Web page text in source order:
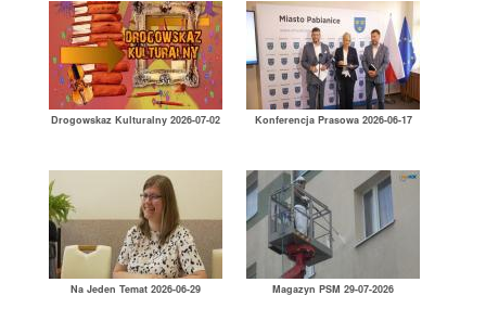
Drogowskaz Kulturalny 2026-07-02 Konferencja Prasowa 2026-06-17
Na Jeden Temat 2026-06-29 Magazyn PSM 29-07-2026